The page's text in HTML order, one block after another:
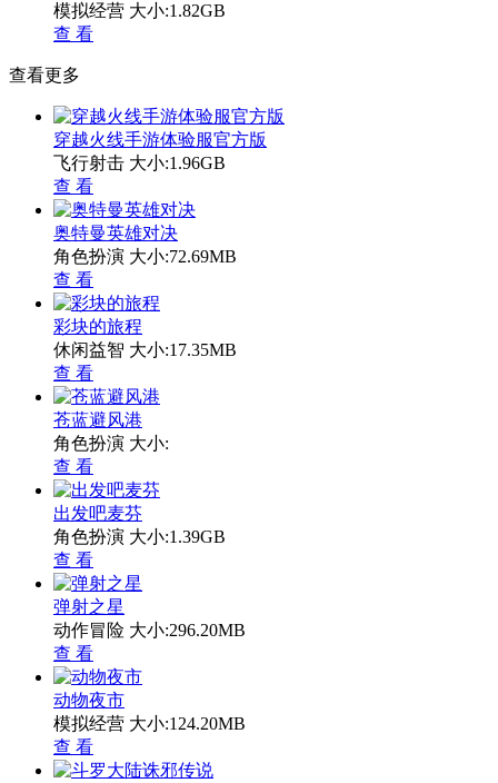
模拟经营 大小:1.82GB
查 看
查看更多
穿越火线手游体验服官方版
飞行射击 大小:1.96GB
查 看
奥特曼英雄对决
角色扮演 大小:72.69MB
查 看
彩块的旅程
休闲益智 大小:17.35MB
查 看
苍蓝避风港
角色扮演 大小:
查 看
出发吧麦芬
角色扮演 大小:1.39GB
查 看
弹射之星
动作冒险 大小:296.20MB
查 看
动物夜市
模拟经营 大小:124.20MB
查 看